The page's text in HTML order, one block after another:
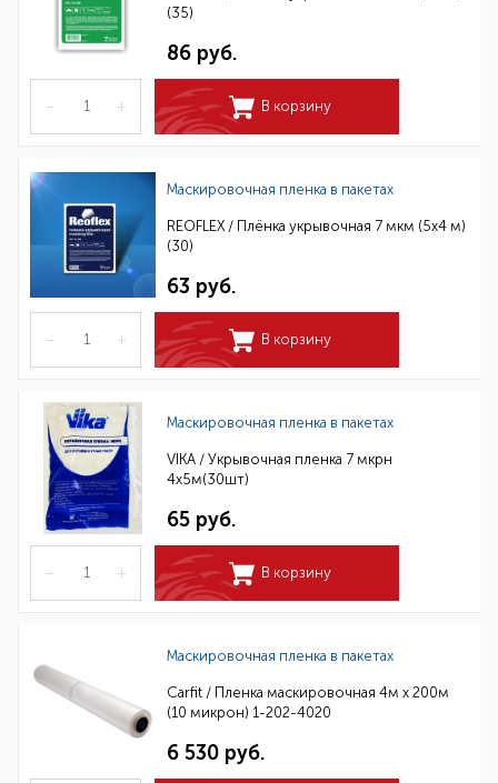
(35)
86 руб.
– + В корзину
Маскировочная пленка в пакетах
REOFLEX / Плёнка укрывочная 7 мкм (5x4 м)
(30)
63 руб.
– + В корзину
Маскировочная пленка в пакетах
VIKA / Укрывочная пленка 7 мкрн
4х5м(30шт)
65 руб.
– + В корзину
Маскировочная пленка в пакетах
Carfit / Пленка маскировочная 4м х 200м
(10 микрон) 1-202-4020
6 530 руб.